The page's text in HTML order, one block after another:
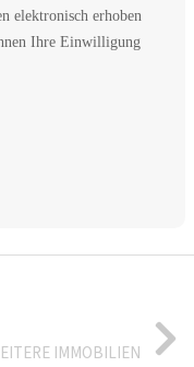
elektronisch erhoben
Ihre Einwilligung
IMMOBILIEN